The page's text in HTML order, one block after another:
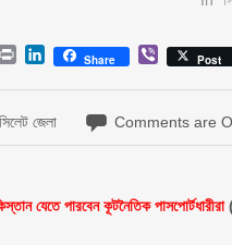
Print LinkedIn
Share ViberPost
সিলেট জেলা Comments are
যেতে পারবেন কূটনৈতিক পাসপোর্টধারীরা